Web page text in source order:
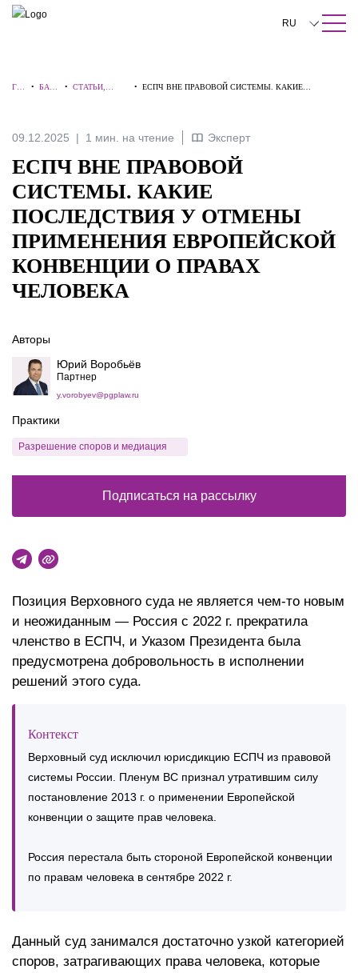
ПОИСК ПО САЙТУ Закрыть
RU
中文
Français
ГЛ
•БАЗА
•СТАТЬИ,
•ЕСПЧ ВНЕ ПРАВОВОЙ СИСТЕМЫ. КАКИЕ
09.12.2025 1 мин. на чтение Эксперт
ЕСПЧ ВНЕ ПРАВОВОЙ
СИСТЕМЫ. КАКИЕ
ПОСЛЕДСТВИЯ У ОТМЕНЫ
ПРИМЕНЕНИЯ ЕВРОПЕЙСКОЙ
КОНВЕНЦИИ О ПРАВАХ
ЧЕЛОВЕКА
Позиция Верховного суда не является чем-то новым
и неожиданным — Россия с 2022 г. прекратила
членство в ЕСПЧ, и Указом Президента была
предусмотрена добровольность в исполнении
решений этого суда.
Контекст
Верховный суд исключил юрисдикцию ЕСПЧ из правовой
системы России. Пленум ВС признал утратившим силу
постановление 2013 г. о применении Европейской
конвенции о защите прав человека.
Россия перестала быть стороной Европейской конвенции
по правам человека в сентябре 2022 г.
Данный суд занимался достаточно узкой категорией
споров, затрагивающих права человека, которые
Авторы
Юрий Воробьёв
Партнер
y.vorobyev@pgplaw.ru
Практики
Разрешение споров и медиация
Подписаться на рассылку